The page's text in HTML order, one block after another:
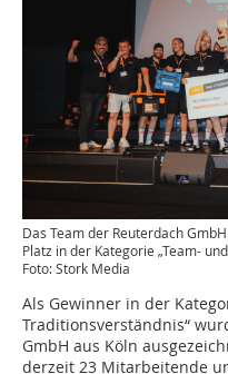
Das Team der Reuterdach
Platz in der Kategorie „Team-
Foto: Stork Media
Als Gewinner in der
Traditionsverständnis“
GmbH aus Köln
derzeit 23 Mitarbeitende